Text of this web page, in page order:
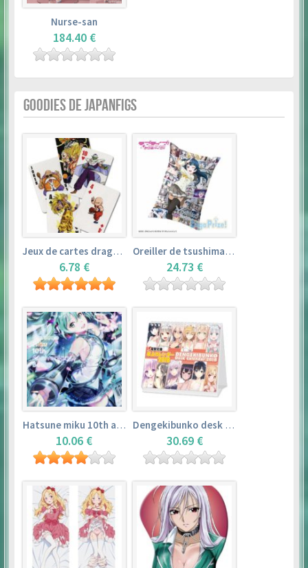
Nurse-san
184.40 €
GOODIES DE JAPANFIGS
Jeux de cartes dragon ball
6.78 €
Oreiller de tsushima yoshiko (35cm×53cm) – love live! sunshine!!
24.73 €
Hatsune miku 10th anniversary book
10.06 €
Dengekibunko desk calendar 2018
30.69 €